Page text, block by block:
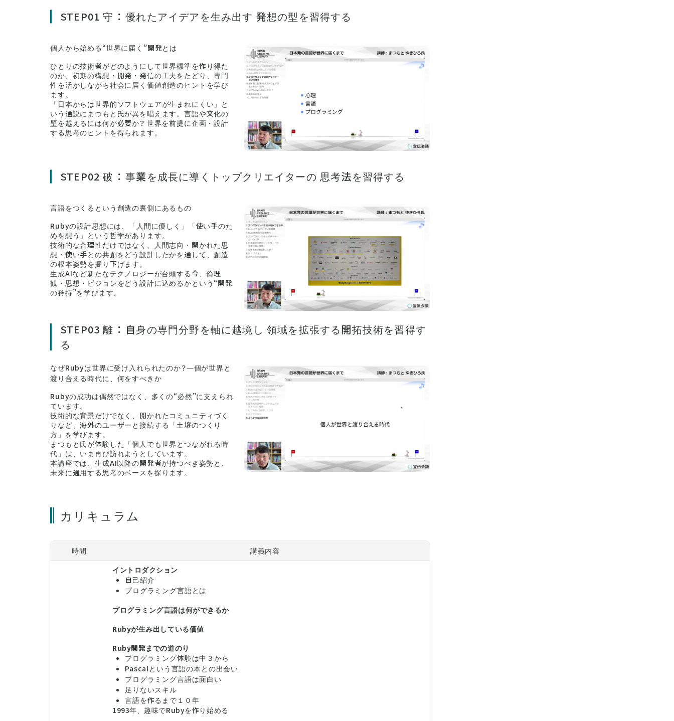
STEP01 守 ： 優れたアイデアを生み出す 発想の型を習得する
個人から始める“世界に届く”開発とは
ひとりの技術者がどのようにして世界標準を作り得た
のか、初期の構想・開発・発信の工夫をたどり、専門
性を活かしながら社会に届く価値創造のヒントを学び
ます。
「日本からは世界的ソフトウェアが生まれにくい」と
いう通説にまつもと氏が異を唱えます。言語や文化の
壁を越えるには何が必要か？ 世界を前提に企画・設計
する思考のヒントを得られます。
STEP02 破 ： 事業を成長に導くトップクリエイターの 思考法を習得する
言語をつくるという創造の裏側にあるもの
Rubyの設計思想には、「人間に優しく」「使い手のた
めを想う」という哲学があります。
技術的な合理性だけではなく、人間志向・開かれた思
想・使い手との共創をどう設計したかを通して、創造
の根本姿勢を掘り下げます。
生成AIなど新たなテクノロジーが台頭する今、倫理
観・思想・ビジョンをどう設計に込めるかという“開発
の矜持”を学びます。
STEP03 離 ： 自身の専門分野を軸に越境し 領域を拡張する開拓技術を習得す
る
なぜRubyは世界に受け入れられたのか？―個が世界と
渡り合える時代に、何をすべきか
Rubyの成功は偶然ではなく、多くの“必然”に支えられ
ています。
技術的な背景だけでなく、開かれたコミュニティづく
りなど、海外のユーザーと接続する「土壌のつくり
方」を学びます。
まつもと氏が体験した「個人でも世界とつながれる時
代」は、いま再び訪れようとしています。
本講座では、生成AI以降の開発者が持つべき姿勢と、
未来に通用する思考のベースを探ります。
カリキュラム
時間
講義内容
イントロダクション
自己紹介
プログラミング言語とは
プログラミング言語は何ができるか
Rubyが生み出している価値
Ruby開発までの道のり
プログラミング体験は中３から
Pascalという言語の本との出会い
プログラミング言語は面白い
足りないスキル
言語を作るまで１０年
1993年、趣味でRubyを作り始める